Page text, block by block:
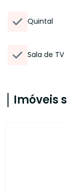
Quintal
Sala de TV
Imóveis